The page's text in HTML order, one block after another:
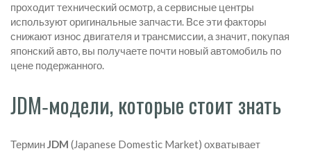
проходит технический осмотр, а сервисные центры
используют оригинальные запчасти. Все эти факторы
снижают износ двигателя и трансмиссии, а значит, покупая
японский авто, вы получаете почти новый автомобиль по
цене подержанного.
JDM‑модели, которые стоит знать
ТерминJDM (Japanese Domestic Market) охватывает